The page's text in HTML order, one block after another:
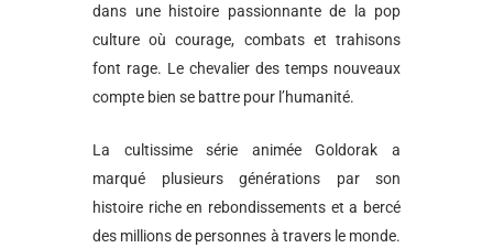
dans une histoire passionnante de la pop
culture où courage, combats et trahisons
font rage. Le chevalier des temps nouveaux
compte bien se battre pour l’humanité.
La cultissime série animée Goldorak a
marqué plusieurs générations par son
histoire riche en rebondissements et a bercé
des millions de personnes à travers le monde.